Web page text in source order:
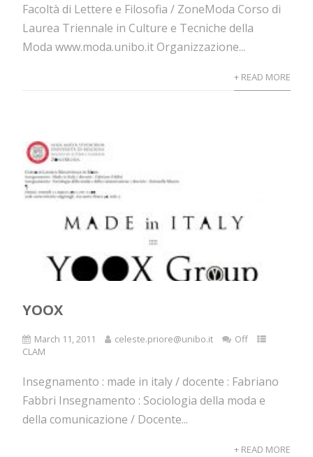
Facoltà di Lettere e Filosofia / ZoneModa Corso di
Laurea Triennale in Culture e Tecniche della
Moda www.moda.unibo.it Organizzazione...
+ READ MORE
YOOX
March 11, 2011 celeste.priore@unibo.it
Off
CLAM
Insegnamento : made in italy / docente : Fabriano
Fabbri Insegnamento : Sociologia della moda e
della comunicazione / Docente...
+ READ MORE